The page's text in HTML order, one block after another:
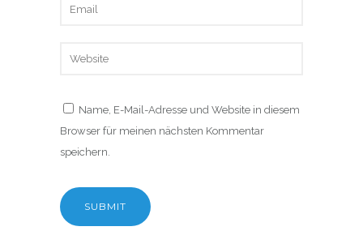
Name, E-Mail-Adresse und Website in diesem
Browser für meinen nächsten Kommentar
speichern.